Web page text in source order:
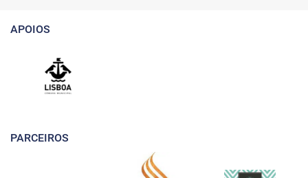
APOIOS
PARCEIROS